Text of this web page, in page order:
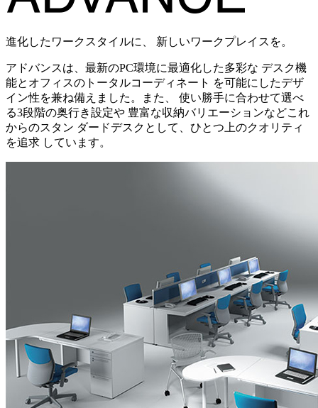
進化したワークスタイルに、 新しいワークプレイスを。
アドバンスは、最新のPC環境に最適化した多彩な デスク機
能とオフィスのトータルコーディネート を可能にしたデザ
イン性を兼ね備えました。また、 使い勝手に合わせて選べ
る3段階の奥行き設定や 豊富な収納バリエーションなどこれ
からのスタン ダードデスクとして、ひとつ上のクオリティ
を追求 しています。